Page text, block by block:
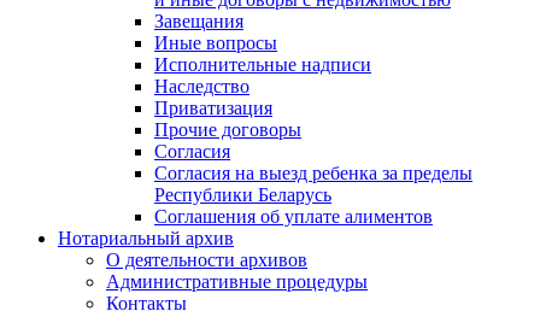
Завещания
Иные вопросы
Исполнительные надписи
Наследство
Приватизация
Прочие договоры
Согласия
Согласия на выезд ребенка за пределы
Республики Беларусь
Соглашения об уплате алиментов
Нотариальный архив
О деятельности архивов
Административные процедуры
Контакты